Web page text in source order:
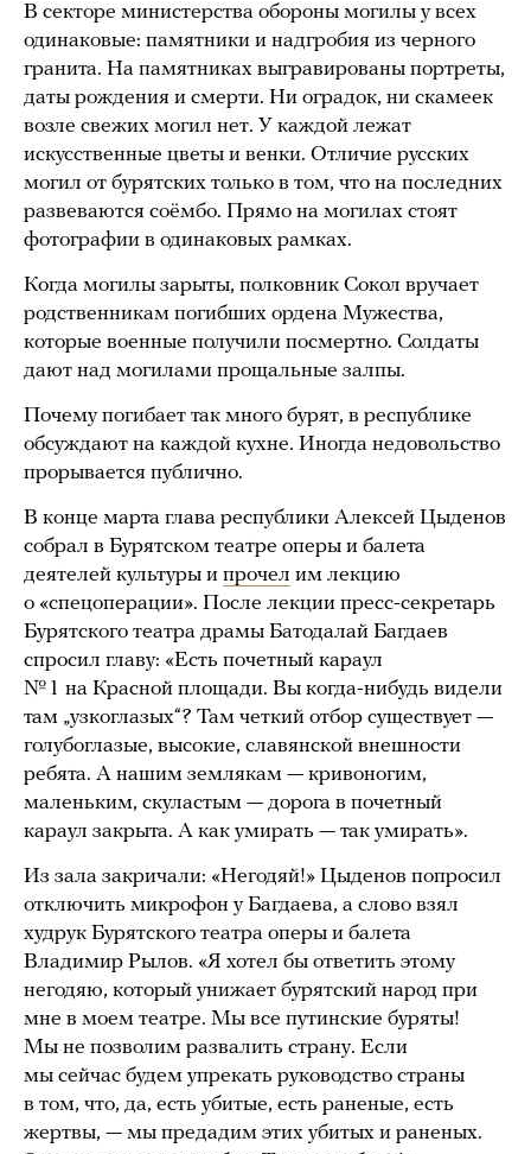
В секторе министерства обороны могилы у всех
одинаковые: памятники и надгробия из черного
гранита. На памятниках выгравированы портреты,
даты рождения и смерти. Ни оградок, ни скамеек
возле свежих могил нет. У каждой лежат
искусственные цветы и венки. Отличие русских
могил от бурятских только в том, что на последних
развеваются соёмбо. Прямо на могилах стоят
фотографии в одинаковых рамках.
Когда могилы зарыты, полковник Сокол вручает
родственникам погибших ордена Мужества,
которые военные получили посмертно. Солдаты
дают над могилами прощальные залпы.
Почему погибает так много бурят, в республике
обсуждают на каждой кухне. Иногда недовольство
прорывается публично.
В конце марта глава республики Алексей Цыденов
собрал в Бурятском театре оперы и балета
деятелей культуры и прочел им лекцию
о «спецоперации». После лекции пресс-секретарь
Бурятского театра драмы Батодалай Багдаев
спросил главу: «Есть почетный караул
№ 1 на Красной площади. Вы когда-нибудь видели
там „узкоглазых“? Там четкий отбор существует —
голубоглазые, высокие, славянской внешности
ребята. А нашим землякам — кривоногим,
маленьким, скуластым — дорога в почетный
караул закрыта. А как умирать — так умирать».
Из зала закричали: «Негодяй!» Цыденов попросил
отключить микрофон у Багдаева, а слово взял
худрук Бурятского театра оперы и балета
Владимир Рылов. «Я хотел бы ответить этому
негодяю, который унижает бурятский народ при
мне в моем театре. Мы все путинские буряты!
Мы не позволим развалить страну. Если
мы сейчас будем упрекать руководство страны
в том, что, да, есть убитые, есть раненые, есть
жертвы, — мы предадим этих убитых и раненых.